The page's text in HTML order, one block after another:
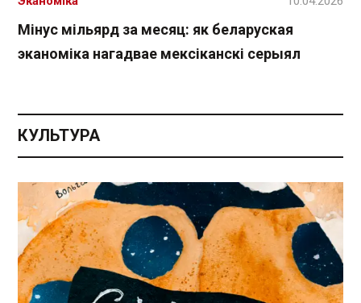
Мінус мільярд за месяц: як беларуская
эканоміка нагадвае мексіканскі серыял
КУЛЬТУРА